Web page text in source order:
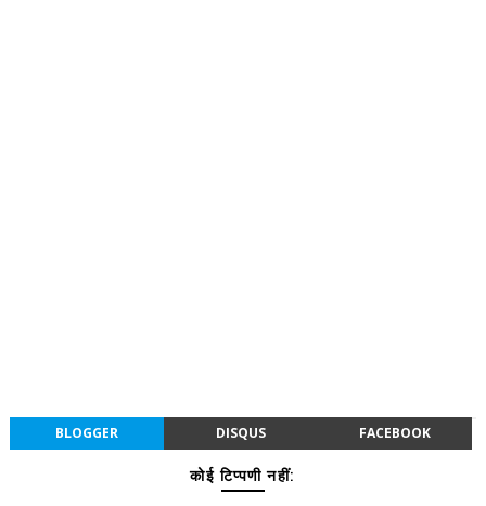
BLOGGER DISQUS FACEBOOK
कोई टिप्पणी नहीं: